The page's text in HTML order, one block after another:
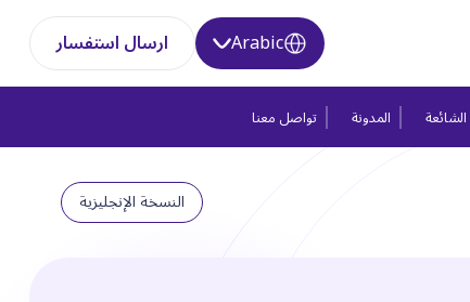
Arabic ارسال استفسار
المدونة تواصل معنا
النسخة الإنجليزية